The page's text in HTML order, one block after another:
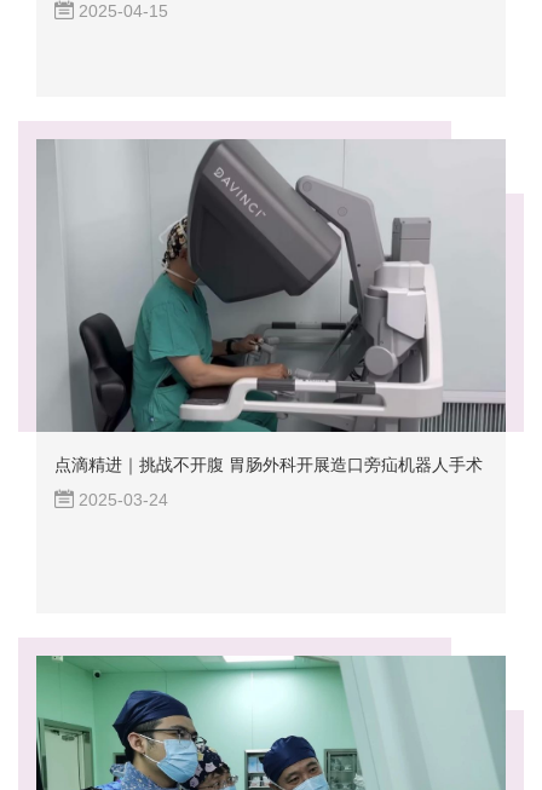
2025-04-15
点滴精进｜挑战不开腹 胃肠外科开展造口旁疝机器人手术
2025-03-24